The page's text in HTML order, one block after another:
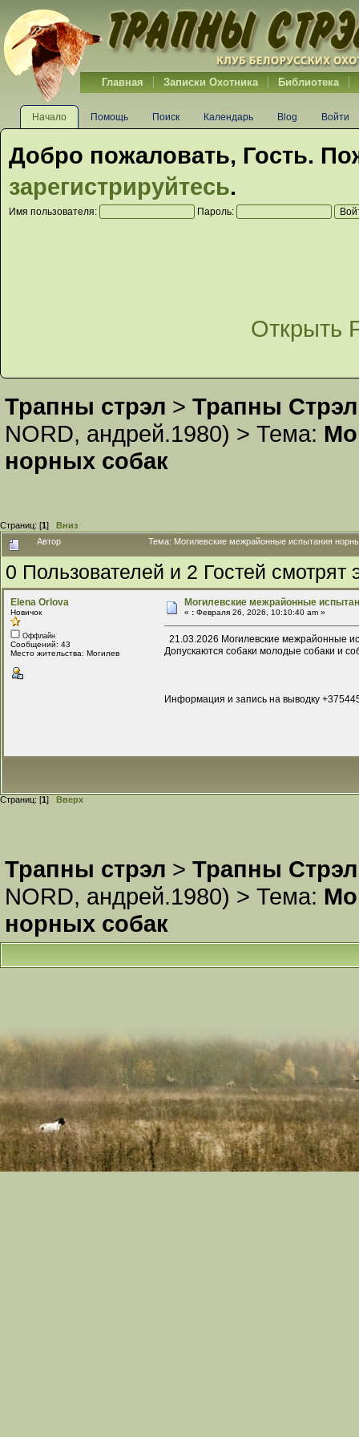
Главная Записки Охотника Библиотека
Начало Помощь Поиск Календарь Blog Войти
Добро пожаловать, Гость.
зарегистрируйтесь.
Имя пользователя: Пароль:
Открыть
Трапны стрэл > Трапны Стрэл
NORD, андрей.1980) > Тема:
норных собак
Страниц: [1] Вниз
Автор
Тема: Могилевские межрайонные испытания
0 Пользователей и 2 Гостей смотрят
Elena Orlova
Новичок
Оффлайн
Сообщений: 43
Место жительства: Могилев
Могилевские межрайонные
« : Февраля 26, 2026, 10:10:40 am »
21.03.2026 Могилевские межрайонные
Допускаются собаки молодые собаки и
Информация и запись на выводку
Страниц: [1] Вверх
Трапны стрэл > Трапны Стрэл
NORD, андрей.1980) > Тема:
норных собак